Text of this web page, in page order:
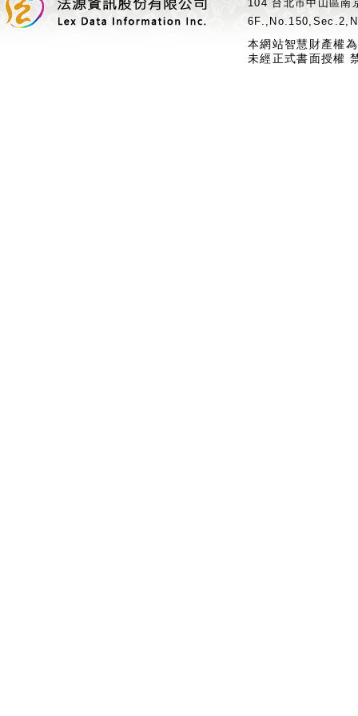
104 台北市中山區
本網站智慧財產權
未經正式書面授權